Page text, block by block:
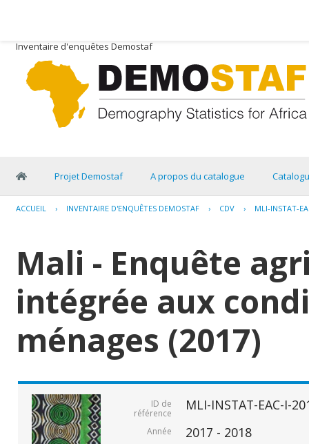
Inventaire d'enquêtes Demostaf
Projet Demostaf A propos du catalogue
ACCUEIL › INVENTAIRE D'ENQUÊTES DEMOSTAF › CDV › MLI-INSTAT-
Mali - Enquête
intégrée aux
ménages (2017)
ID de
référence
MLI-INSTAT-EAC-I-
Année 2017 - 2018